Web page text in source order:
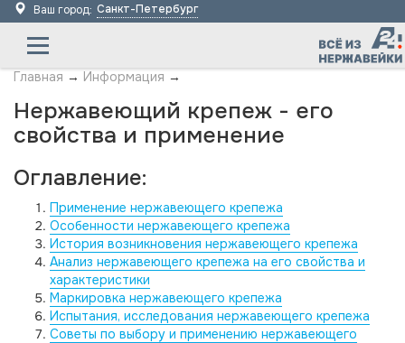
Ваш город: Санкт-Петербург
Главная → Информация →
Нержавеющий крепеж - его
свойства и применение
Оглавление:
Применение нержавеющего крепежа
Особенности нержавеющего крепежа
История возникновения нержавеющего крепежа
Анализ нержавеющего крепежа на его свойства и
характеристики
Маркировка нержавеющего крепежа
Испытания, исследования нержавеющего крепежа
Советы по выбору и применению нержавеющего